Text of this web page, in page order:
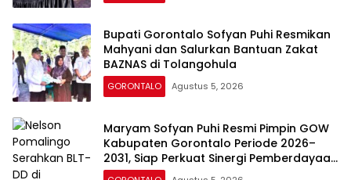
Bupati Gorontalo Sofyan Puhi Resmikan
Mahyani dan Salurkan Bantuan Zakat
BAZNAS di Tolangohula
GORONTALO Agustus 5, 2026
Maryam Sofyan Puhi Resmi Pimpin GOW
Kabupaten Gorontalo Periode 2026–
2031, Siap Perkuat Sinergi Pemberdayaan
Perempuan